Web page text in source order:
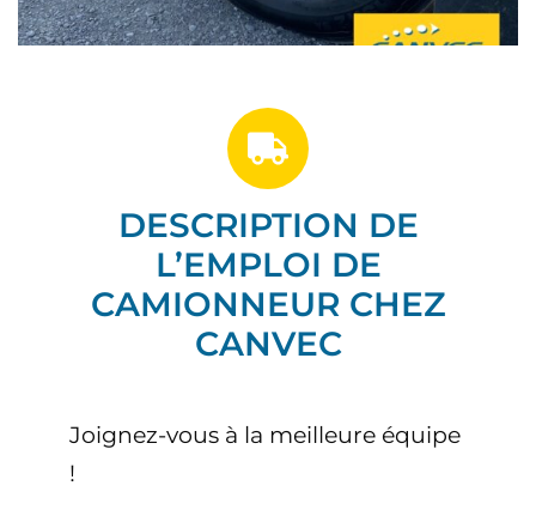
DESCRIPTION DE
L’EMPLOI DE
CAMIONNEUR CHEZ
CANVEC
Joignez-vous à la meilleure équipe
!